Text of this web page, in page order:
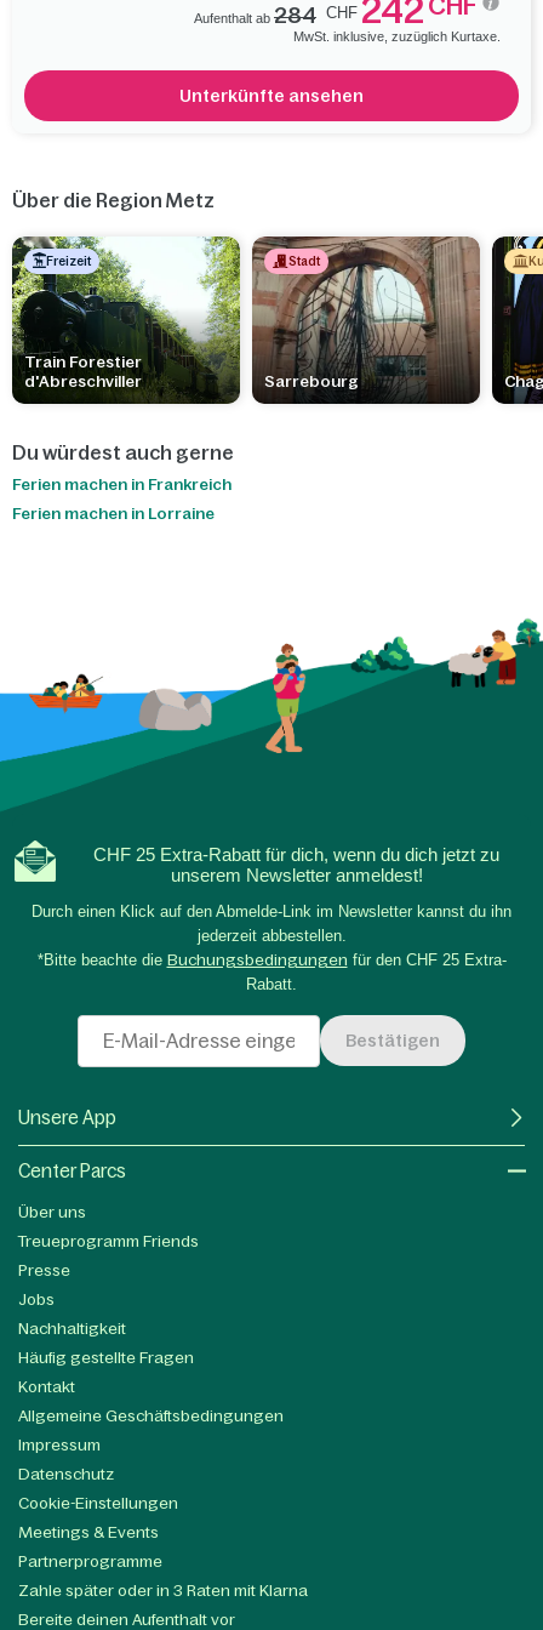
ihrer Kathedrale und ihrem reichen historischen Erbe
. Lernen Sie die lokalen Traditionen und die
unvergesslichen Aufenthalt in Frankreich ab.
Aufenthalt ab 284 CHF 242
MwSt. inklusive, zuzüglich Kurtaxe.
Unterkünfte ansehen
Über die Region Metz
Freizeit
Train Forestier
d'Abreschviller
Stadt
Sarrebourg
Du würdest auch gerne
Ferien machen in Frankreich
Ferien machen in Lorraine
CHF 25 Extra-Rabatt für dich, wenn du dich jetzt zu
unserem Newsletter anmeldest!
Durch einen Klick auf den Abmelde-Link im Newsletter kannst du ihn
jederzeit abbestellen.
*Bitte beachte die Buchungsbedingungen für den CHF 25 Extra-
Rabatt.
Bestätigen
Unsere App
Center Parcs
Über uns
Treueprogramm Friends
Presse
Jobs
Nachhaltigkeit
Häufig gestellte Fragen
Kontakt
Allgemeine Geschäftsbedingungen
Impressum
Datenschutz
Cookie-Einstellungen
Meetings & Events
Partnerprogramme
Zahle später oder in 3 Raten mit Klarna
Bereite deinen Aufenthalt vor